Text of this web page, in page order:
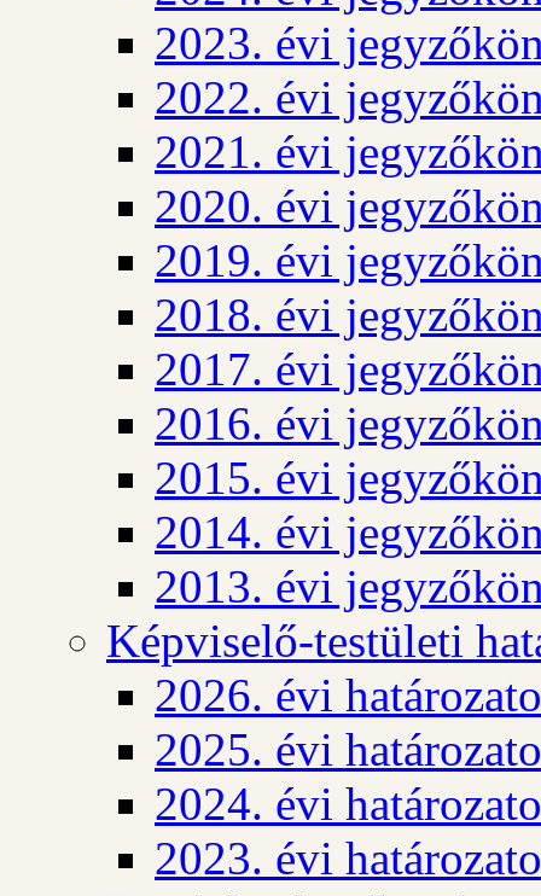
2023. évi
2022. évi
2021. évi
2020. évi
2019. évi
2018. évi
2017. évi
2016. évi
2015. évi
2014. évi
2013. évi
Képviselő-testületi
2026. évi
2025. évi
2024. évi
2023. évi